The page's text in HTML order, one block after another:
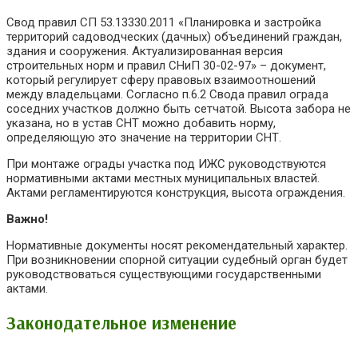
Свод правил СП 53.13330.2011 «Планировка и застройка
территорий садоводческих (дачных) объединений граждан,
здания и сооружения. Актуализированная версия
строительных норм и правил СНиП 30-02-97» – документ,
который регулирует сферу правовых взаимоотношений
между владельцами. Согласно п.6.2 Свода правил ограда
соседних участков должно быть сетчатой. Высота забора не
указана, но в устав СНТ можно добавить норму,
определяющую это значение на территории СНТ.
При монтаже ограды участка под ИЖС руководствуются
нормативными актами местных муниципальных властей.
Актами регламентируются конструкция, высота ограждения.
Важно!
Нормативные документы носят рекомендательный характер.
При возникновении спорной ситуации судебный орган будет
руководствоваться существующими государственными
актами.
Законодательное изменение